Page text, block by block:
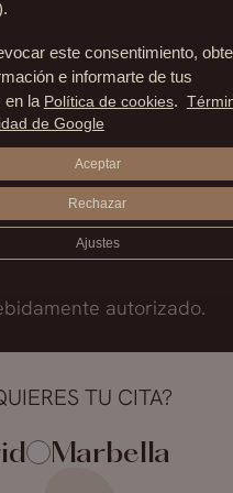
Madrid
+34.915.540.924
+34.628.718.250
Marbella
+34.952.850.468
+34.602.259.697
autorizado.
TU CITA?
Marbella
este consentimiento,
e informarte de tus
en la Política de cookies.
de Google
Aceptar
Rechazar
Ajustes